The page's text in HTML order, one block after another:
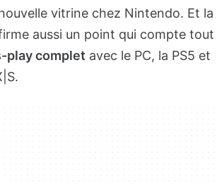
vitrine chez Nintendo. Et la
aussi un point qui compte tout
play complet avec le PC, la PS5 et